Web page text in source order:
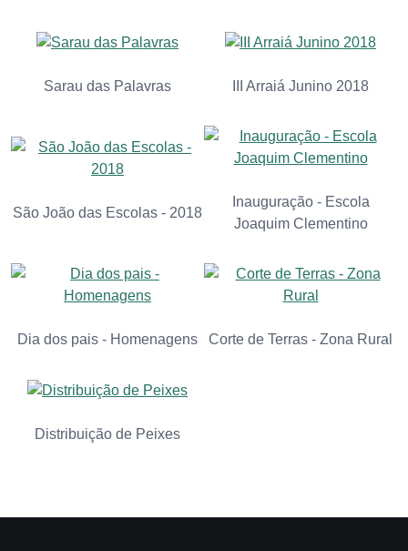
Sarau das Palavras III Arraiá Junino 2018
São João das Escolas - 2018
Inauguração - Escola
Joaquim Clementino
Dia dos pais - Homenagens Corte de Terras - Zona Rural
Distribuição de Peixes